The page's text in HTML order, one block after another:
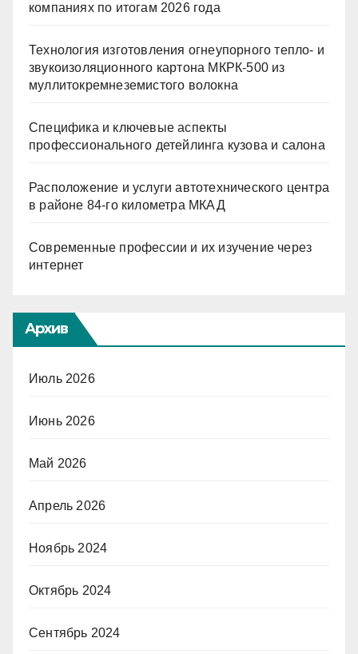
компаниях по итогам 2026 года
Технология изготовления огнеупорного тепло- и
звукоизоляционного картона МКРК-500 из
муллитокремнеземистого волокна
Специфика и ключевые аспекты
профессионального детейлинга кузова и салона
Расположение и услуги автотехнического центра
в районе 84-го километра МКАД
Современные профессии и их изучение через
интернет
Архив
Июль 2026
Июнь 2026
Май 2026
Апрель 2026
Ноябрь 2024
Октябрь 2024
Сентябрь 2024